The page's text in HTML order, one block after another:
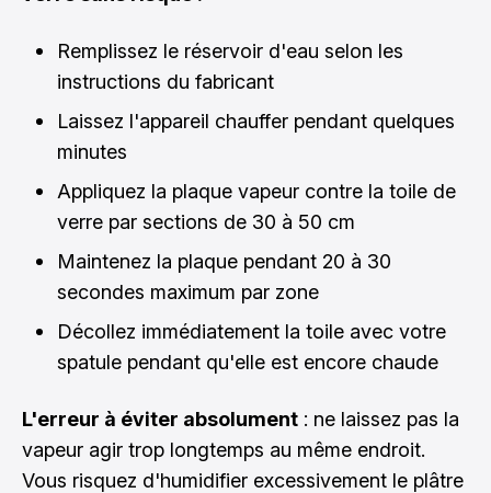
Remplissez le réservoir d'eau selon les
instructions du fabricant
Laissez l'appareil chauffer pendant quelques
minutes
Appliquez la plaque vapeur contre la toile de
verre par sections de 30 à 50 cm
Maintenez la plaque pendant 20 à 30
secondes maximum par zone
Décollez immédiatement la toile avec votre
spatule pendant qu'elle est encore chaude
L'erreur à éviter absolument : ne laissez pas la
vapeur agir trop longtemps au même endroit.
Vous risquez d'humidifier excessivement le plâtre